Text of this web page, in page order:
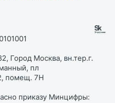
Город Москва, вн.тер.г.
пл
помещ. 7Н
приказу Минцифры: